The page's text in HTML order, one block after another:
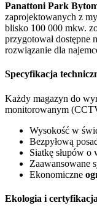
Panattoni Park
zaprojektowanych z
blisko 100 000 mkw.
przygotował dostępne
rozwiązanie dla
Specyfikacja
Każdy magazyn do
monitorowanym
Wysokość w
Bezpyłową
Siatkę słupów o
Zaawansowane
Ekonomiczne
Ekologia i